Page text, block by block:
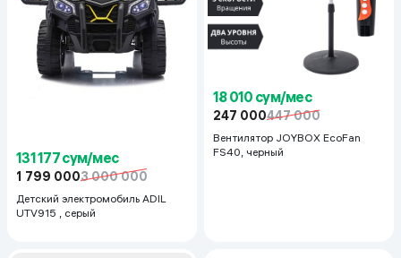
131 177 сум/мес
1 799 0003 000 000
Детский электромобиль ADIL
UTV915 , серый
18 010 сум/мес
247 000447 000
Вентилятор JOYBOX EcoFan
FS40, черный